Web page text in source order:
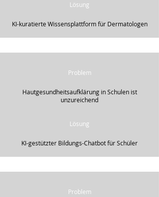
Lösung
KI-kuratierte Wissensplattform für Dermatologen
Problem
Hautgesundheitsaufklärung in Schulen ist
unzureichend
Lösung
KI-gestützter Bildungs-Chatbot für Schüler
Problem